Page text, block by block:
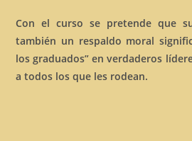
Con el curso se pretende que
también un respaldo moral
los graduados” en verdaderos
a todos los que les rodean.